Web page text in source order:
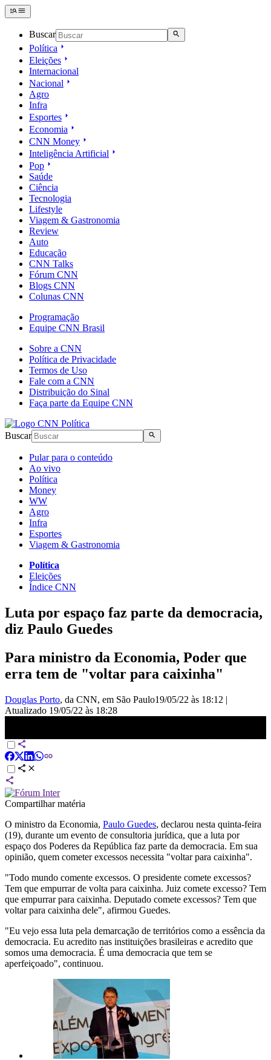
Buscar
Política
Eleições
Internacional
Nacional
Agro
Infra
Esportes
Economia
CNN Money
Inteligência Artificial
Pop
Saúde
Ciência
Tecnologia
Lifestyle
Viagem & Gastronomia
Review
Auto
Educação
CNN Talks
Fórum CNN
Blogs CNN
Colunas CNN
Programação
Equipe CNN Brasil
Sobre a CNN
Política de Privacidade
Termos de Uso
Fale com a CNN
Distribuição do Sinal
Faça parte da Equipe CNN
Buscar
Pular para o conteúdo
Ao vivo
Política
Money
WW
Agro
Infra
Esportes
Viagem & Gastronomia
Política
Eleições
Índice CNN
Luta por espaço faz parte da democracia,
diz Paulo Guedes
Para ministro da Economia, Poder que
erra tem de "voltar para caixinha"
Douglas Porto, da CNN, em São Paulo19/05/22 às 18:12 |
Atualizado 19/05/22 às 18:28
Compartilhar matéria
O ministro da Economia, Paulo Guedes, declarou nesta quinta-feira
(19), durante um evento de consultoria jurídica, que a luta por
espaço dos Poderes da República faz parte da democracia. Em sua
opinião, quem cometer excessos necessita "voltar para caixinha".
"Todo mundo comente excessos. O presidente comete excessos?
Tem que empurrar de volta para caixinha. Juiz comete excesso? Tem
que empurrar para caixinha. Deputado comete excessos? Tem que
voltar para caixinha dele", afirmou Guedes.
"Eu vejo essa luta pela demarcação de territórios como a essência da
democracia. Eu acredito nas instituições brasileiras e acredito que
somos uma democracia. É uma democracia que tem se
aperfeiçoado", continuou.